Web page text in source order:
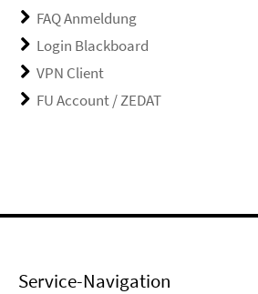
FAQ Anmeldung
Login Blackboard
VPN Client
FU Account / ZEDAT
Service-Navigation